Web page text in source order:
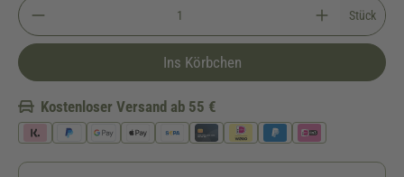
Stück
Ins Körbchen
Kostenloser Versand ab 55 €